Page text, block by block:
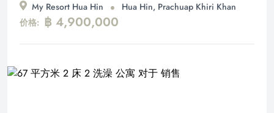
My Resort Hua Hin
Hua Hin, Prachuap Khiri Khan
价格: ฿ 4,900,000